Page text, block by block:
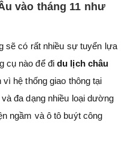
vào tháng 11 như
sẽ có rất nhiều sự tuyển lựa
cụ nào để đi du lịch châu
vì hệ thống giao thông tại
đa dạng nhiều loại dường
ngầm và ô tô buýt công